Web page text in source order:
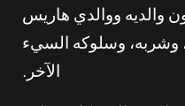
والديه ووالدي هاريس
وشربه، وسلوكه السيء
الآخر.